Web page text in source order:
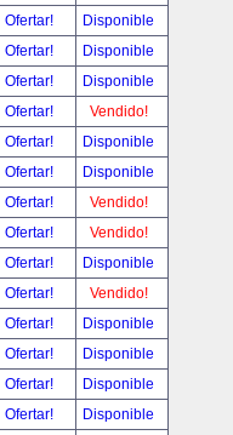
Ofertar!
Disponible
Ofertar!
Disponible
Ofertar!
Disponible
Ofertar!
Vendido!
Ofertar!
Disponible
Ofertar!
Disponible
Ofertar!
Vendido!
Ofertar!
Vendido!
Ofertar!
Disponible
Ofertar!
Vendido!
Ofertar!
Disponible
Ofertar!
Disponible
Ofertar!
Disponible
Ofertar!
Disponible